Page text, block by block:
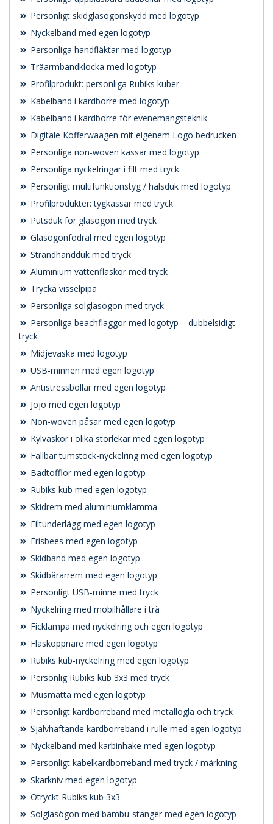
Personligt skidglasögonskydd med logotyp
Nyckelband med egen logotyp
Personliga handfläktar med logotyp
Träarmbandklocka med logotyp
Profilprodukt: personliga Rubiks kuber
Kabelband i kardborre med logotyp
Kabelband i kardborre för evenemangsteknik
Digitale Kofferwaagen mit eigenem Logo bedrucken
Personliga non-woven kassar med logotyp
Personliga nyckelringar i filt med tryck
Personligt multifunktionstyg / halsduk med logotyp
Profilprodukter: tygkassar med tryck
Putsduk för glasögon med tryck
Glasögonfodral med egen logotyp
Strandhandduk med tryck
Aluminium vattenflaskor med tryck
Trycka visselpipa
Personliga solglasögon med tryck
Personliga beachflaggor med logotyp – dubbelsidigt
tryck
Midjeväska med logotyp
USB-minnen med egen logotyp
Antistressbollar med egen logotyp
Jojo med egen logotyp
Non-woven påsar med egen logotyp
Kylväskor i olika storlekar med egen logotyp
Fällbar tumstock-nyckelring med egen logotyp
Badtofflor med egen logotyp
Rubiks kub med egen logotyp
Skidrem med aluminiumklämma
Filtunderlägg med egen logotyp
Frisbees med egen logotyp
Skidband med egen logotyp
Skidbärarrem med egen logotyp
Personligt USB-minne med tryck
Nyckelring med mobilhållare i trä
Ficklampa med nyckelring och egen logotyp
Flasköppnare med egen logotyp
Rubiks kub-nyckelring med egen logotyp
Personlig Rubiks kub 3x3 med tryck
Musmatta med egen logotyp
Personligt kardborreband med metallögla och tryck
Självhäftande kardborreband i rulle med egen logotyp
Nyckelband med karbinhake med egen logotyp
Personligt kabelkardborreband med tryck / märkning
Skärkniv med egen logotyp
Otryckt Rubiks kub 3x3
Solglasögon med bambu-stänger med egen logotyp